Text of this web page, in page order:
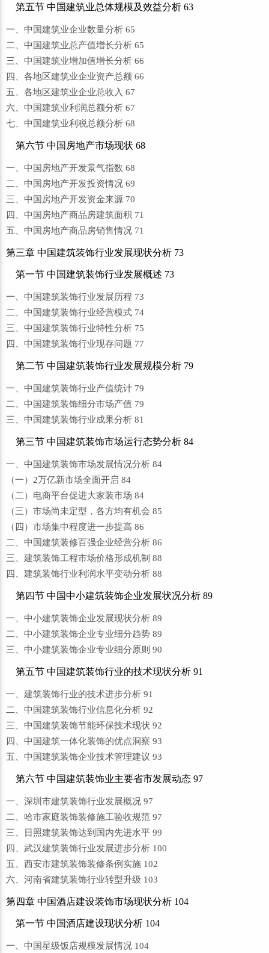
第五节 中国建筑业总体规模及效益分析 63
一、中国建筑业企业数量分析 65
二、中国建筑业总产值增长分析 65
三、中国建筑业增加值增长分析 66
四、各地区建筑业企业资产总额 66
五、各地区建筑业企业总收入 67
六、中国建筑业利润总额分析 67
七、中国建筑业利税总额分析 68
第六节 中国房地产市场现状 68
一、中国房地产开发景气指数 68
二、中国房地产开发投资情况 69
三、中国房地产开发资金来源 70
四、中国房地产商品房建筑面积 71
五、中国房地产商品房销售情况 71
第三章 中国建筑装饰行业发展现状分析 73
第一节 中国建筑装饰行业发展概述 73
一、中国建筑装饰行业发展历程 73
二、中国建筑装饰行业经营模式 74
三、中国建筑装饰行业特性分析 75
四、中国建筑装饰行业现存问题 77
第二节 中国建筑装饰行业发展规模分析 79
一、中国建筑装饰行业产值统计 79
二、中国建筑装饰细分市场产值 79
三、中国建筑装饰行业成果分析 81
第三节 中国建筑装饰市场运行态势分析 84
一、中国建筑装饰市场发展情况分析 84
（一）2万亿新市场全面开启 84
（二）电商平台促进大家装市场 84
（三）市场尚未定型，各方均有机会 85
（四）市场集中程度进一步提高 86
二、中国建筑装修百强企业经营分析 86
三、建筑装饰工程市场价格形成机制 88
四、建筑装饰行业利润水平变动分析 88
第四节 中国中小建筑装饰企业发展状况分析 89
一、中小建筑装饰企业发展现状分析 89
二、中小建筑装饰企业专业细分趋势 89
三、中小建筑装饰企业专业细分原则 90
第五节 中国建筑装饰行业的技术现状分析 91
一、建筑装饰行业的技术进步分析 91
二、中国建筑装饰行业信息化分析 92
三、中国建筑装饰节能环保技术现状 92
四、中国建筑一体化装饰的优点洞察 93
五、中国建筑装饰企业技术管理建议 93
第六节 中国建筑装饰业主要省市发展动态 97
一、深圳市建筑装饰行业发展概况 97
二、哈市家庭装饰装修施工验收规范 97
三、日照建筑装饰达到国内先进水平 99
四、武汉建筑装饰行业发展进步分析 100
五、西安市建筑装饰装修条例实施 102
六、河南省建筑装饰行业转型升级 103
第四章 中国酒店建设装饰市场现状分析 104
第一节 中国酒店建设现状分析 104
一、中国星级饭店规模发展情况 104